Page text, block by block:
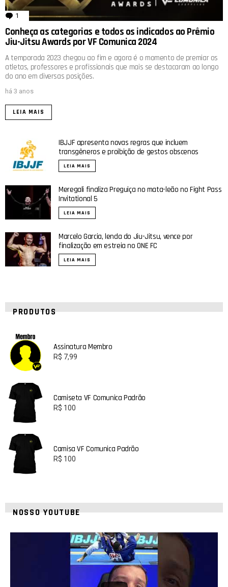
1 comentário
Conheça as categorias e todos os indicados ao Prêmio
Jiu-Jitsu Awards por VF Comunica 2024
A temporada 2023 chegou ao fim e agora é o momento de premiar os
atletas, professores e profissionais que mais se destacaram ao longo
do ano em diversas posições.
há 3 anos
LEIA MAIS
IBJJF apresenta novas regras que incluem
transgêneros e proibição de gestos obscenos
LEIA MAIS
Meregali finaliza Preguiça no mata-leão no Fight Pass
Invitational 5
LEIA MAIS
Marcelo Garcia, lenda do Jiu-Jitsu, vence por
finalização em estreia no ONE FC
LEIA MAIS
PRODUTOS
Assinatura Membro
R$ 7,99
Camiseta VF Comunica Padrão
R$ 100
Camisa VF Comunica Padrão
R$ 100
NOSSO YOUTUBE